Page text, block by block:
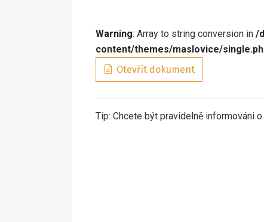
Warning: Array to string conversion in /
content/themes/maslovice/
Otevřít dokument
Tip: Chcete být pravidelně informováni